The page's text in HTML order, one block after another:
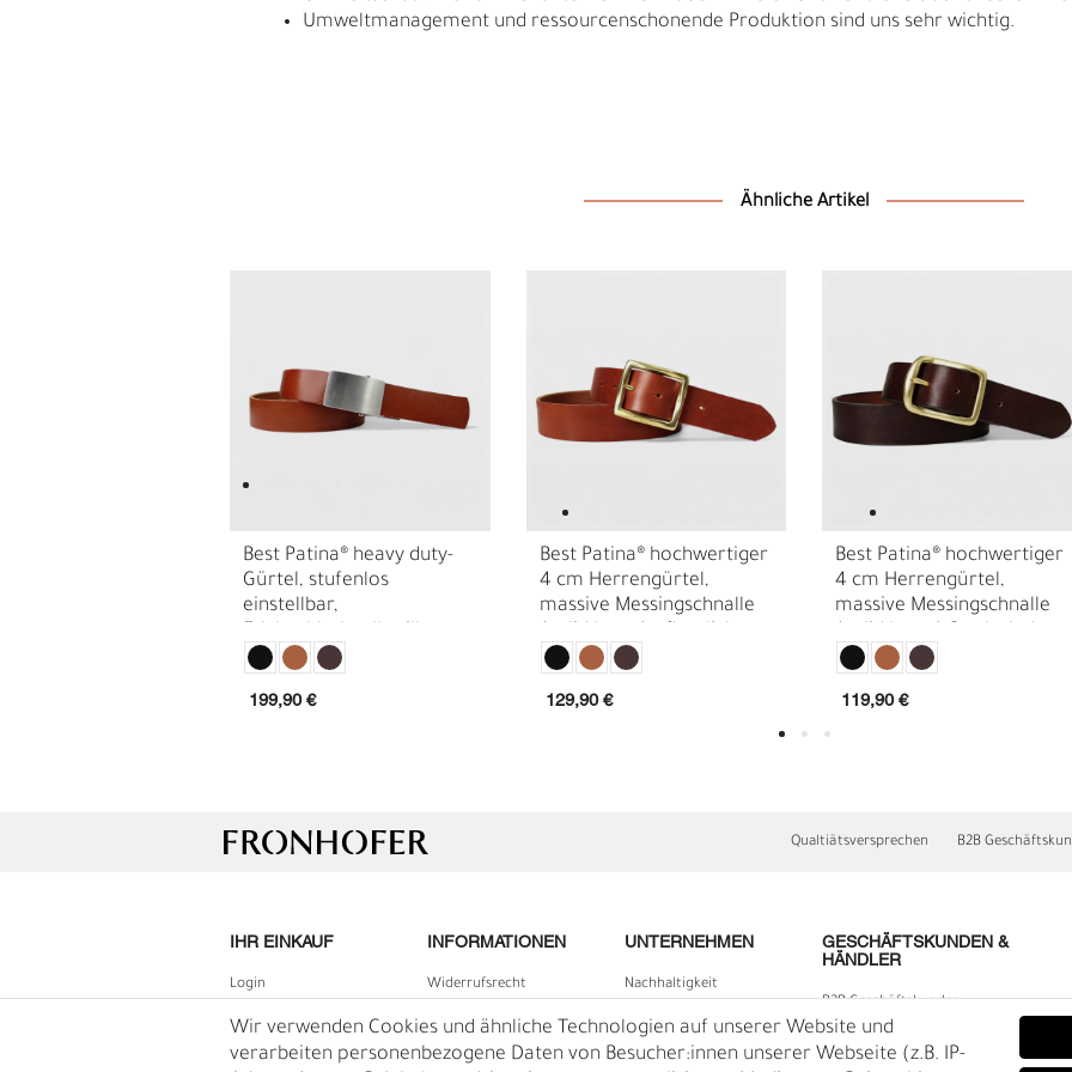
Umweltmanagement und ressourcenschonende Produktion sind uns sehr wichtig.
Ähnliche Artikel
Best Patina® heavy duty-
Gürtel, stufenlos
einstellbar,
pflanzlich gegerbtes
199,90 €
Best Patina® hochwertiger
4 cm Herrengürtel,
massive Messingschnalle
gegerbtes Sattlerleder
129,90 €
Best Patina® hochwertiger
4 cm Herrengürtel,
massive Messingschnalle
18441
119,90 €
Qualtiätsversprechen B2B
IHR EINKAUF
Login
B2B Login
Registrieren
INFORMATIONEN
Widerrufs­recht
Impressum
Daten­schutz­erklärung
UNTERNEHMEN
Nachhaltigkeit
Kontakt
Über uns
GESCHÄFTSKUNDEN &
HÄNDLER
B2B Geschäftskunden
Wir verwenden Cookies und ähnliche Technologien auf unserer Website und
verarbeiten personenbezogene Daten von Besucher:innen unserer Webseite (z.B. IP-